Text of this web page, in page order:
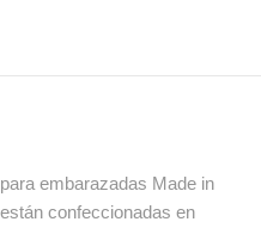
embarazadas Made in
confeccionadas en